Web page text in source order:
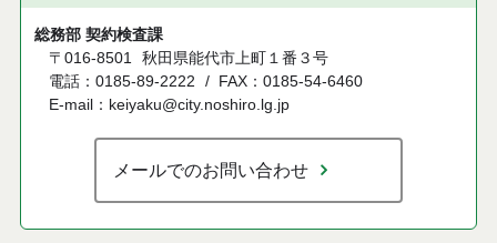
総務部 契約検査課
〒016-8501 秋田県能代市上町１番３号
電話：0185-89-2222
FAX：0185-54-6460
E-mail：keiyaku@city.noshiro.lg.jp
メールでのお問い合わせ